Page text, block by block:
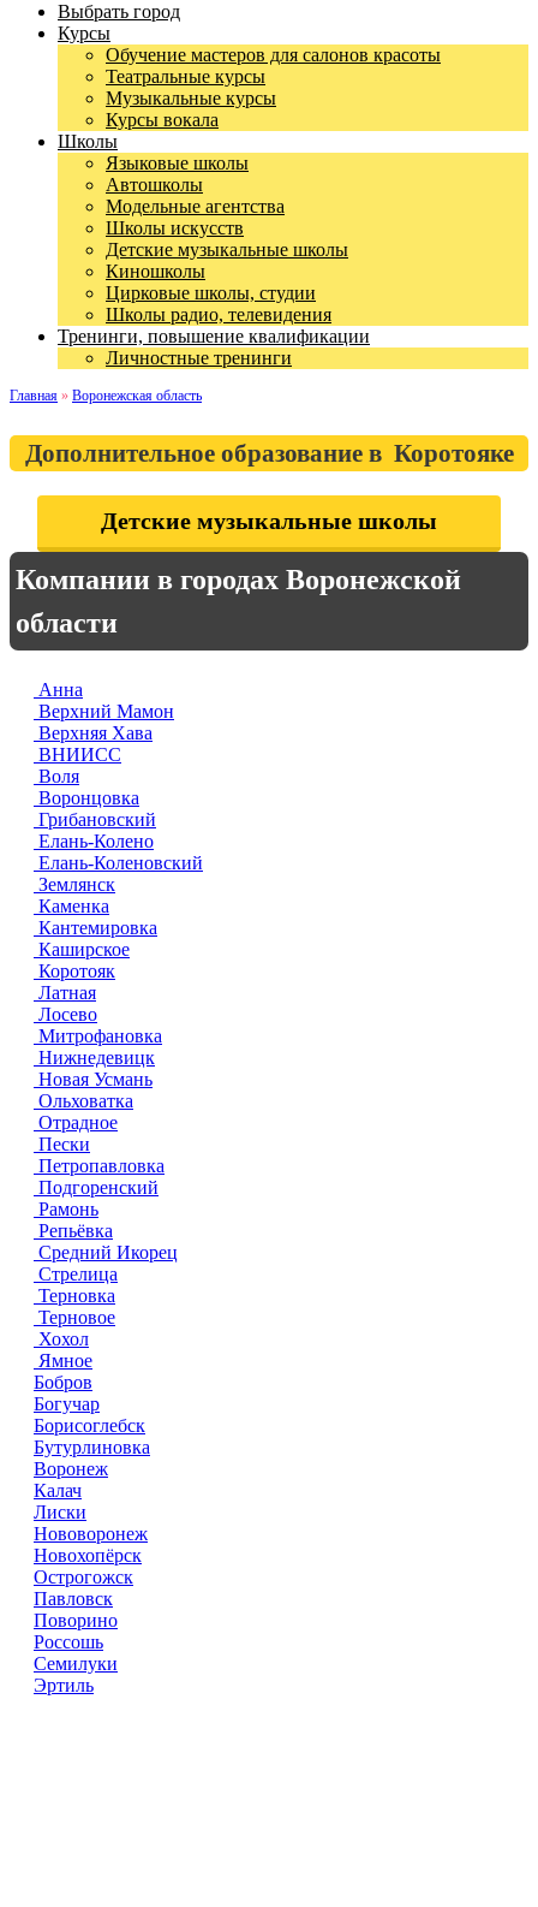
Выбрать город
Курсы
Обучение мастеров для салонов красоты
Театральные курсы
Музыкальные курсы
Курсы вокала
Школы
Языковые школы
Автошколы
Модельные агентства
Школы искусств
Детские музыкальные школы
Киношколы
Цирковые школы, студии
Школы радио, телевидения
Тренинги, повышение квалификации
Личностные тренинги
Главная » Воронежская область
Дополнительное образование в Коротояке
Детские музыкальные школы
Компании в городах Воронежской
области
Анна
Верхний Мамон
Верхняя Хава
ВНИИСС
Воля
Воронцовка
Грибановский
Елань-Колено
Елань-Коленовский
Землянск
Каменка
Кантемировка
Каширское
Коротояк
Латная
Лосево
Митрофановка
Нижнедевицк
Новая Усмань
Ольховатка
Отрадное
Пески
Петропавловка
Подгоренский
Рамонь
Репьёвка
Средний Икорец
Стрелица
Терновка
Терновое
Хохол
Ямное
Бобров
Богучар
Борисоглебск
Бутурлиновка
Воронеж
Калач
Лиски
Нововоронеж
Новохопёрск
Острогожск
Павловск
Поворино
Россошь
Семилуки
Эртиль